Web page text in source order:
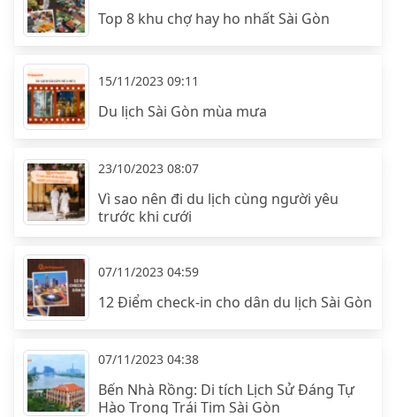
Top 8 khu chợ hay ho nhất Sài Gòn
15/11/2023 09:11
Du lịch Sài Gòn mùa mưa
23/10/2023 08:07
Vì sao nên đi du lịch cùng người yêu
trước khi cưới
07/11/2023 04:59
12 Điểm check-in cho dân du lịch Sài Gòn
07/11/2023 04:38
Bến Nhà Rồng: Di tích Lịch Sử Đáng Tự
Hào Trong Trái Tim Sài Gòn